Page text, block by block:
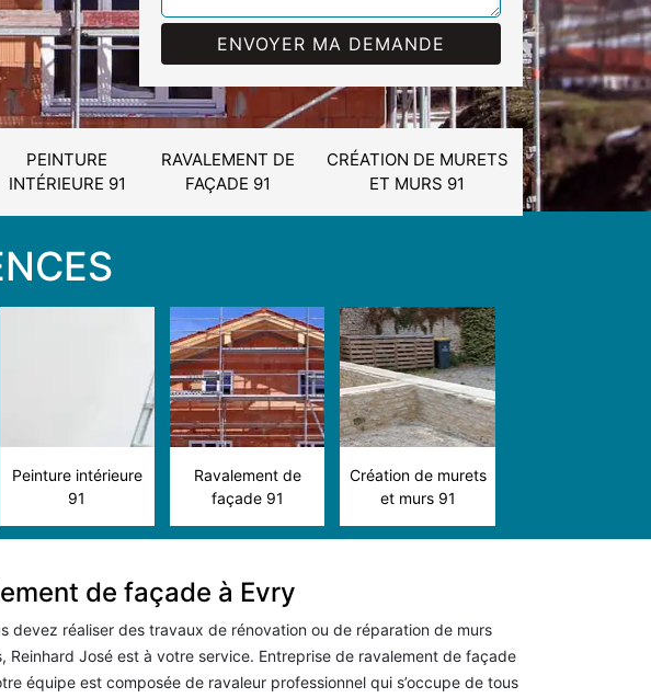
PEINTURE
INTÉRIEURE 91
RAVALEMENT DE
FAÇADE 91
CRÉATION DE MURETS
ET MURS 91
Peinture intérieure
91
Ravalement de
façade 91
Création de murets
et murs 91
de façade à Evry
devez réaliser des travaux de rénovation ou de réparation de murs
Reinhard José est à votre service. Entreprise de ravalement de façade
équipe est composée de ravaleur professionnel qui s’occupe de tous